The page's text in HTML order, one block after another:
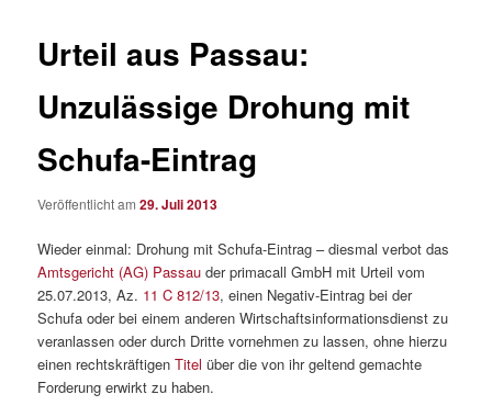
Urteil aus Passau:
Unzulässige Drohung mit
Schufa-Eintrag
Veröffentlicht am29. Juli 2013
Wieder einmal: Drohung mit Schufa-Eintrag – diesmal verbot das
Amtsgericht (AG) Passau der primacall GmbH mit Urteil vom
25.07.2013, Az. 11 C 812/13, einen Negativ-Eintrag bei der
Schufa oder bei einem anderen Wirtschaftsinformationsdienst zu
veranlassen oder durch Dritte vornehmen zu lassen, ohne hierzu
einen rechtskräftigenTitel über die von ihr geltend gemachte
Forderung erwirkt zu haben.